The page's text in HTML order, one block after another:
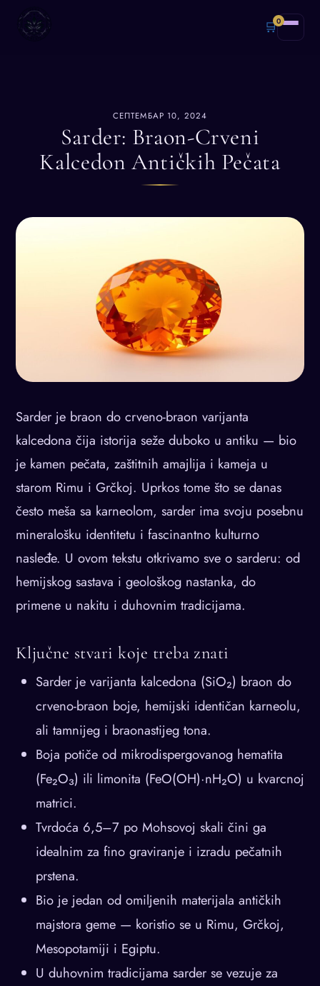
🛒0
СЕПТЕМБАР 10, 2024
Sarder: Braon-Crveni
Kalcedon Antičkih Pečata
Sarder je braon do crveno-braon varijanta
kalcedona čija istorija seže duboko u antiku — bio
je kamen pečata, zaštitnih amajlija i kameja u
starom Rimu i Grčkoj. Uprkos tome što se danas
često meša sa karneolom, sarder ima svoju posebnu
mineralošku identitetu i fascinantno kulturno
nasleđe. U ovom tekstu otkrivamo sve o sarderu: od
hemijskog sastava i geološkog nastanka, do
primene u nakitu i duhovnim tradicijama.
Ključne stvari koje treba znati
Sarder je varijanta kalcedona (SiO₂) braon do
crveno-braon boje, hemijski identičan karneolu,
ali tamnijeg i braonastijeg tona.
Boja potiče od mikrodispergovanog hematita
(Fe₂O₃) ili limonita (FeO(OH)·nH₂O) u kvarcnoj
matrici.
Tvrdoća 6,5–7 po Mohsovoj skali čini ga
idealnim za fino graviranje i izradu pečatnih
prstena.
Bio je jedan od omiljenih materijala antičkih
majstora geme — koristio se u Rimu, Grčkoj,
Mesopotamiji i Egiptu.
U duhovnim tradicijama sarder se vezuje za